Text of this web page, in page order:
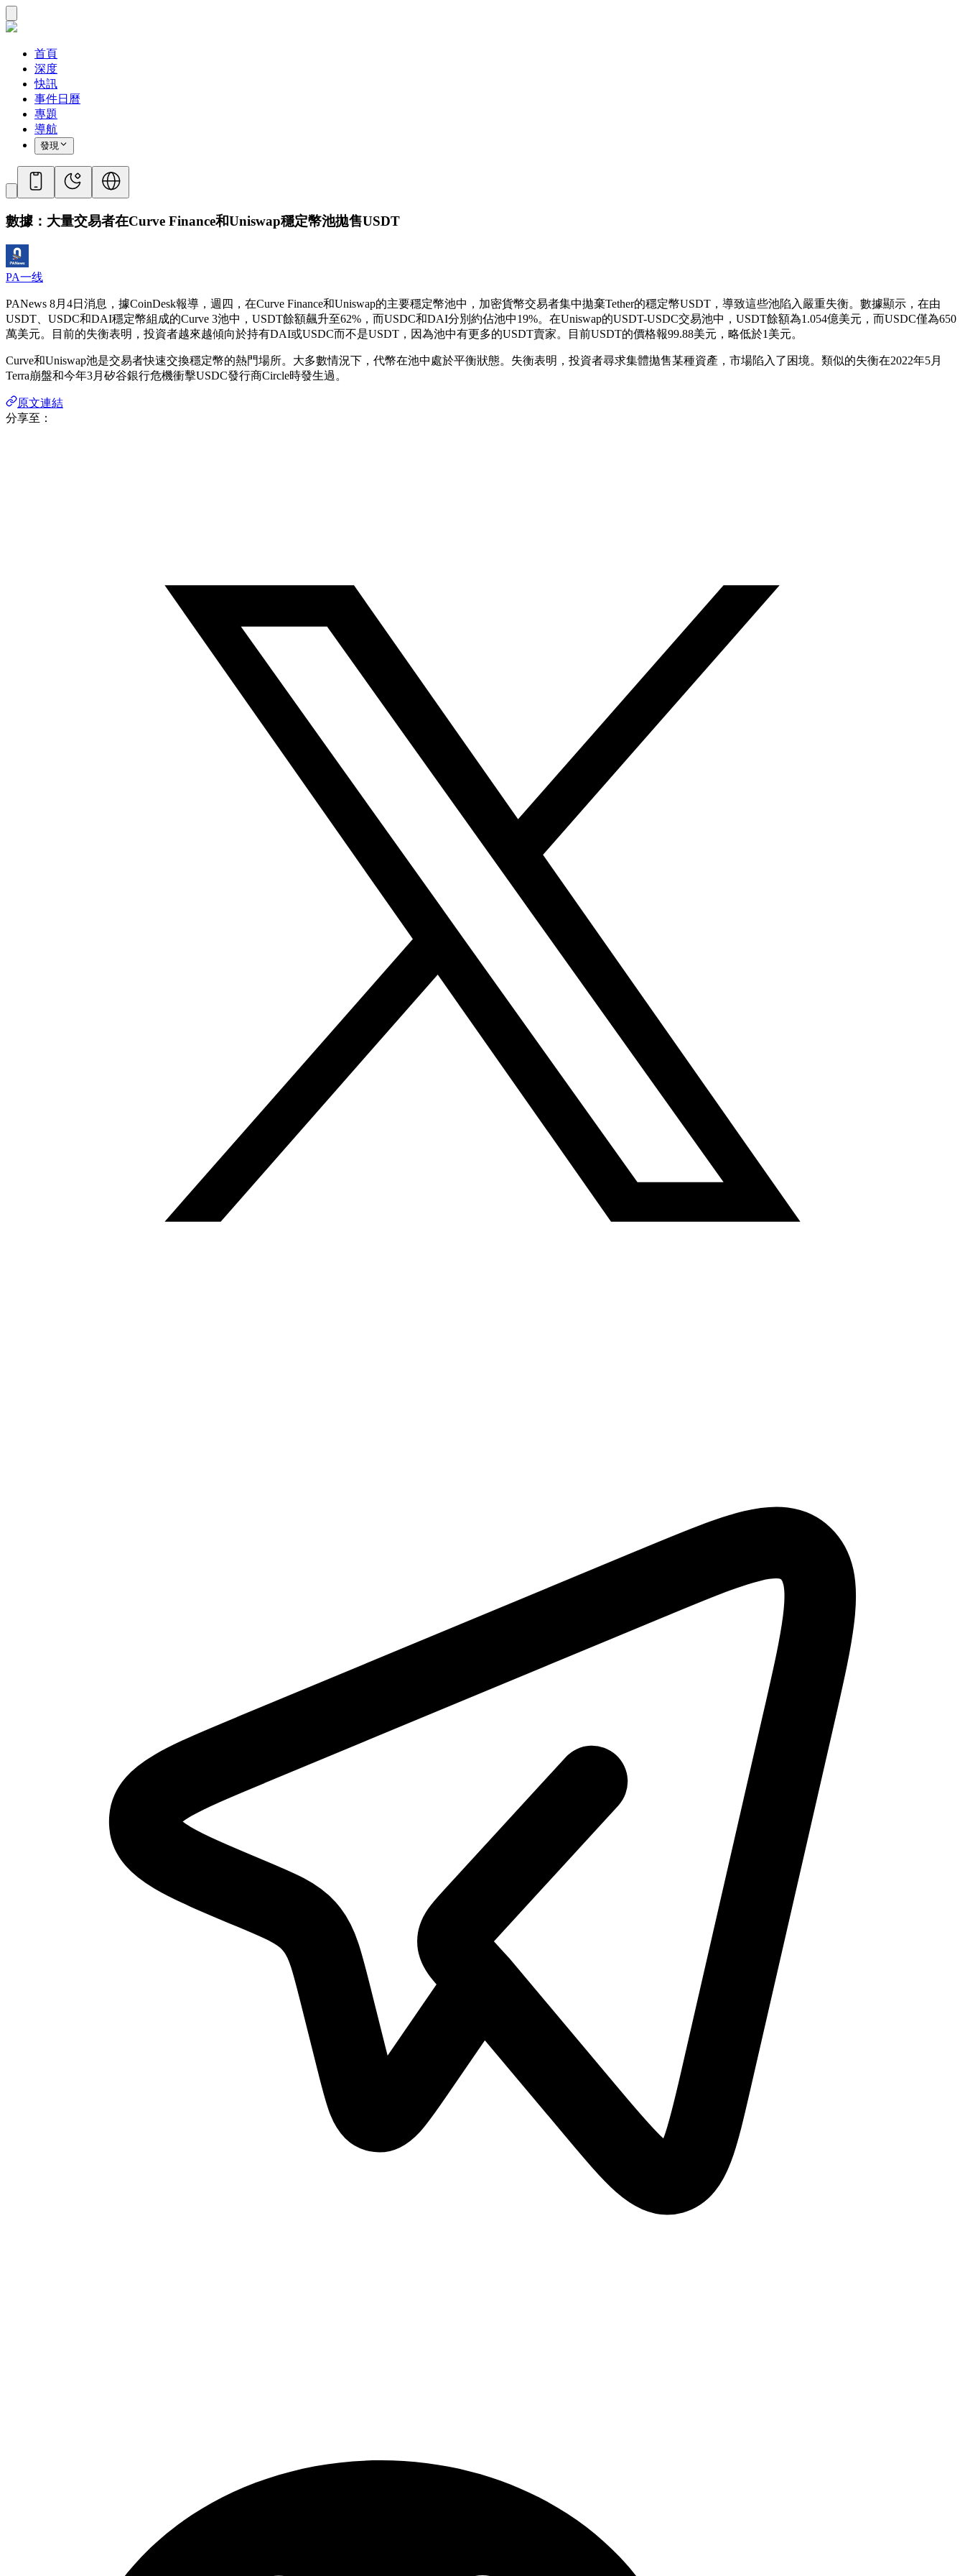
首頁
深度
快訊
事件日曆
專題
導航
發現
數據：大量交易者在Curve Finance和Uniswap穩定幣池拋售USDT
PA一线
PANews 8月4日消息，據CoinDesk報導，週四，在Curve Finance和Uniswap的主要穩定幣池中，加密貨幣交易者集中拋棄Tether的穩定幣USDT，導致這些池陷入嚴重失衡。數據顯示，在由
USDT、USDC和DAI穩定幣組成的Curve 3池中，USDT餘額飆升至62%，而USDC和DAI分別約佔池中19%。在Uniswap的USDT-USDC交易池中，USDT餘額為1.054億美元，而USDC僅為650
萬美元。目前的失衡表明，投資者越來越傾向於持有DAI或USDC而不是USDT，因為池中有更多的USDT賣家。目前USDT的價格報99.88美元，略低於1美元。
Curve和Uniswap池是交易者快速交換穩定幣的熱門場所。大多數情況下，代幣在池中處於平衡狀態。失衡表明，投資者尋求集體拋售某種資產，市場陷入了困境。類似的失衡在2022年5月
Terra崩盤和今年3月矽谷銀行危機衝擊USDC發行商Circle時發生過。
原文連結
分享至：